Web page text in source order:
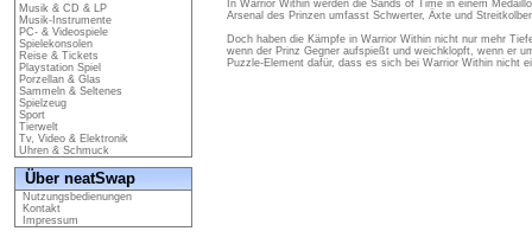
Musik & CD & LP
Musik-Instrumente
PC- & Videospiele
Spielekonsolen
Reise & Tickets
Playstation Spiel
Porzellan & Glas
Sammeln & Seltenes
Spielzeug
Sport
Tierwelt
Tv, Video & Elektronik
Uhren & Schmuck
Über neatSwap
Nutzungsbedienungen
Kontakt
Impressum
In Warrior Within werden die Sands of Time in einem
Arsenal des Prinzen umfasst Schwerter, Äxte und
Doch haben die Kämpfe in Warrior Within nicht nur mehr
wenn der Prinz Gegner aufspießt und weichklopft, wenn er
Puzzle-Element dafür, dass es sich bei Warrior Within nicht